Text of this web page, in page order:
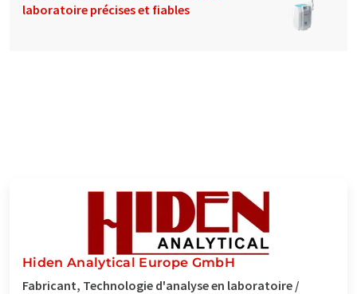
laboratoire précises et fiables
Hiden Analytical Europe GmbH
Fabricant, Technologie d'analyse en laboratoire /